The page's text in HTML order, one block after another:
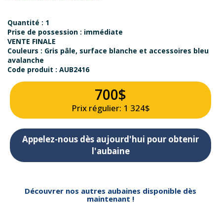
Quantité : 1
Prise de possession : immédiate
VENTE FINALE
Couleurs : Gris pâle, surface blanche et accessoires bleu
avalanche
Code produit : AUB2416
700$
Prix régulier: 1 324$
Appelez-nous dès aujourd'hui pour obtenir
l'aubaine
Découvrer nos autres aubaines disponible dès
maintenant !